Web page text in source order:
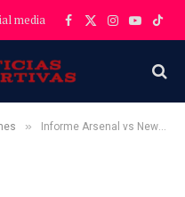
media Facebook
X
Instagram
YouTube
» Informe Arsenal vs Newcastle 1-0: La estrecha victoria de los Gunners consolida el segundo puesto y sella su lugar en la UCL